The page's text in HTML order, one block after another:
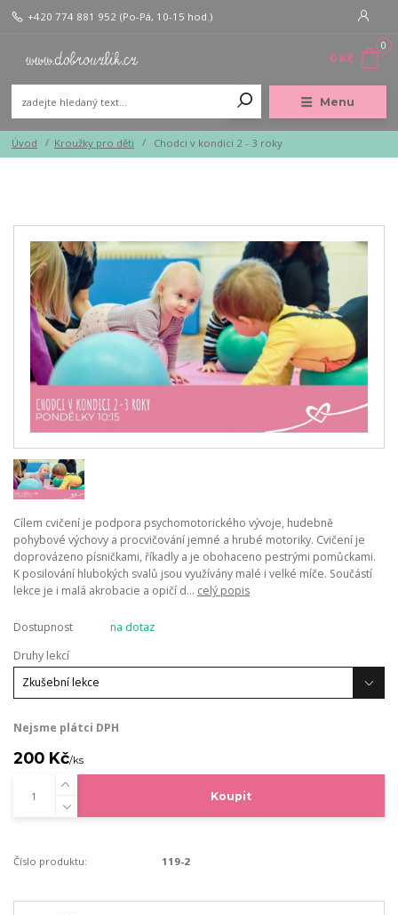
Menu
+420 774 881 952 (Po-Pá, 10-15 hod.)
0
0 Kč
Úvod Kroužky pro děti Chodci v kondici 2 - 3 roky
Cílem cvičení je podpora psychomotorického vývoje, hudebně
pohybové výchovy a procvičování jemné a hrubé motoriky. Cvičení je
doprovázeno písničkami, říkadly a je obohaceno pestrými pomůckami.
K posilování hlubokých svalů jsou využívány malé i velké míče. Součástí
lekce je i malá akrobacie a opičí d... celý popis
Dostupnost
na dotaz
Druhy lekcí
Nejsme plátci DPH
200 Kč/ks
Koupit
Číslo produktu: 119-2